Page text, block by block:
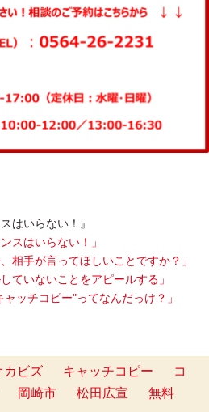
はいらない！』
スはいらない！」
相手が言ってほしいことですか？」
ていないことをアピールする」
ッチコピー"ってなんだっけ？」
カビズ キャッチコピー
コ
岡崎市 松田広宣
無料